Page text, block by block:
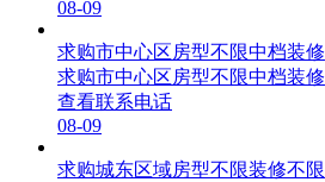
08-09
求购市中心区房型不限中档装修
求购市中心区房型不限中档装修
查看联系电话
08-09
求购城东区域房型不限装修不限